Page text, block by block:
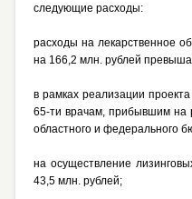
следующие расходы:
расходы на лекарственное
на 166,2 млн. рублей
в рамках реализации
65-ти врачам, прибывшим на
областного и федерального
на осуществление
43,5 млн. рублей;